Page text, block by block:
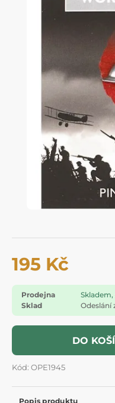
195 Kč
Prodejna
Skladem,
Sklad
Odeslání
DO
Kód: OPE1945
Popis produktu